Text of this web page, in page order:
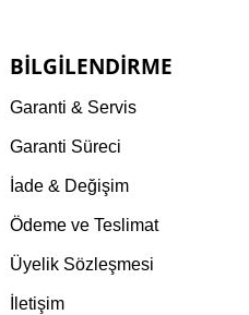
BILGILENDIRME
Garanti & Servis
Garanti Süreci
İade & Değişim
Ödeme ve Teslimat
Üyelik Sözleşmesi
İletişim